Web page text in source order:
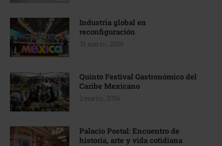
Industria global en
reconfiguración
31 marzo, 2026
Quinto Festival Gastronómico del
Caribe Mexicano
2 marzo, 2026
Palacio Postal: Encuentro de
historia, arte y vida cotidiana